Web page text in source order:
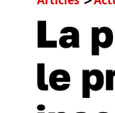
La
le